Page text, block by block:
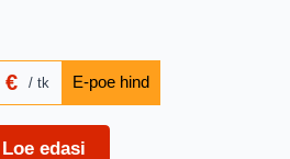
€ tk
Loe edasi